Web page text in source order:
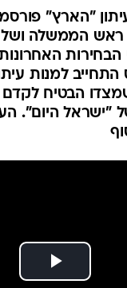
2 ובעיתון "הארץ"
הממשלה ושל
הבחירות
התחייב למנות
הבטיח
"ישראל היום".